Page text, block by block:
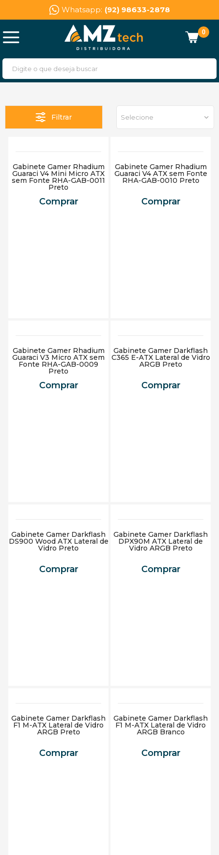
Whatsapp: (92) 98633-2878
0
Filtrar Selecione
Gabinete Gamer Rhadium
Guaraci V4 Mini Micro ATX
sem Fonte RHA-GAB-0011
Preto
Comprar
Gabinete Gamer Rhadium
Guaraci V4 ATX sem Fonte
RHA-GAB-0010 Preto
Comprar
Gabinete Gamer Rhadium
Guaraci V3 Micro ATX sem
Fonte RHA-GAB-0009
Preto
Comprar
Gabinete Gamer Darkflash
C365 E-ATX Lateral de Vidro
ARGB Preto
Comprar
Gabinete Gamer Darkflash
DS900 Wood ATX Lateral de
Vidro Preto
Comprar
Gabinete Gamer Darkflash
DPX90M ATX Lateral de
Vidro ARGB Preto
Comprar
Gabinete Gamer Darkflash
F1 M-ATX Lateral de Vidro
ARGB Preto
Comprar
Gabinete Gamer Darkflash
F1 M-ATX Lateral de Vidro
ARGB Branco
Comprar